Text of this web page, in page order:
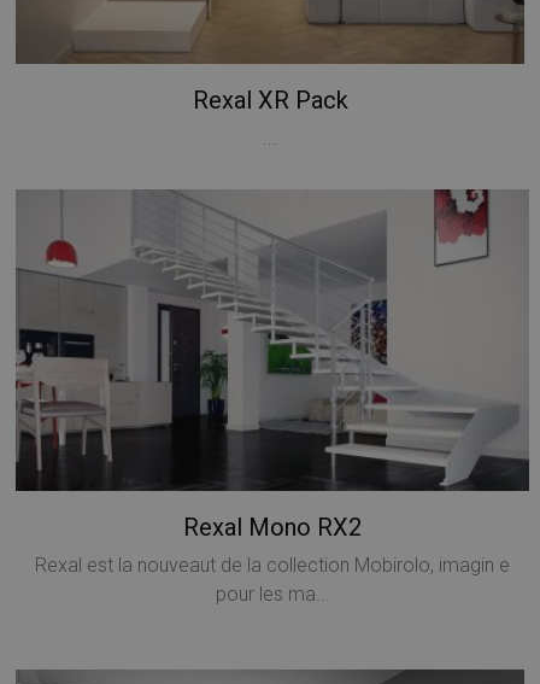
Rexal XR Pack
Rexal Mono RX2
Rexal est la nouveaut de la collection Mobirolo, imagin e
pour les ma...